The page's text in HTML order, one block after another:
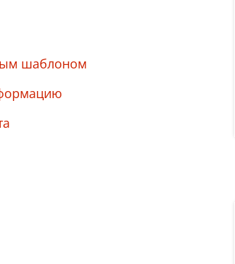
шаблоном